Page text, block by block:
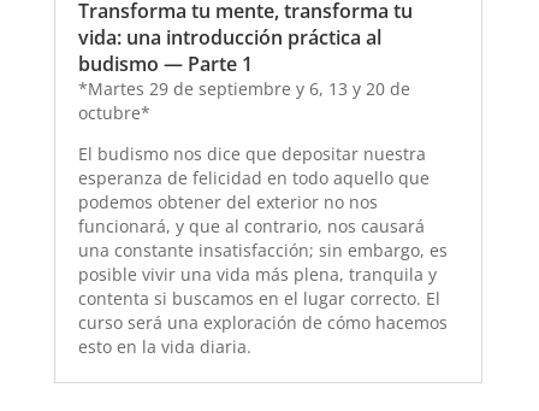
Transforma tu mente, transforma tu
vida: una introducción práctica al
budismo — Parte 1
*Martes 29 de septiembre y 6, 13 y 20 de
octubre*
El budismo nos dice que depositar nuestra
esperanza de felicidad en todo aquello que
podemos obtener del exterior no nos
funcionará, y que al contrario, nos causará
una constante insatisfacción; sin embargo, es
posible vivir una vida más plena, tranquila y
contenta si buscamos en el lugar correcto. El
curso será una exploración de cómo hacemos
esto en la vida diaria.